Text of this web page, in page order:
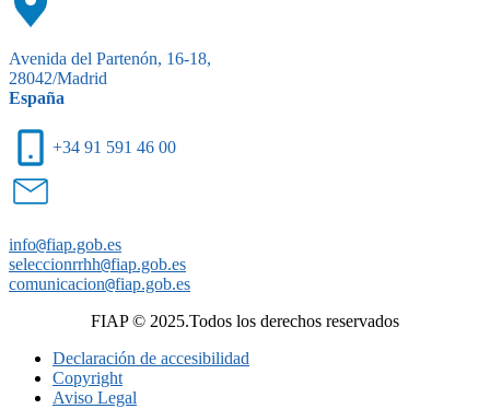
Avenida del Partenón, 16-18,
28042/Madrid
España
+34 91 591 46 00
info@fiap.gob.es
seleccionrrhh@fiap.gob.es
comunicacion@fiap.gob.es
FIAP © 2025.Todos los derechos reservados
Declaración de accesibilidad
Copyright
Aviso Legal